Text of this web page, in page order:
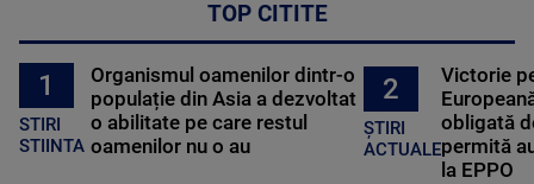
TOP CITITE
1
STIRI
STIINTA
Organismul oamenilor dintr-o
populație din Asia a dezvoltat
o abilitate pe care restul
oamenilor nu o au
2
ȘTIRI
ACTUALE
Victorie
obligată
permită
la EPPO